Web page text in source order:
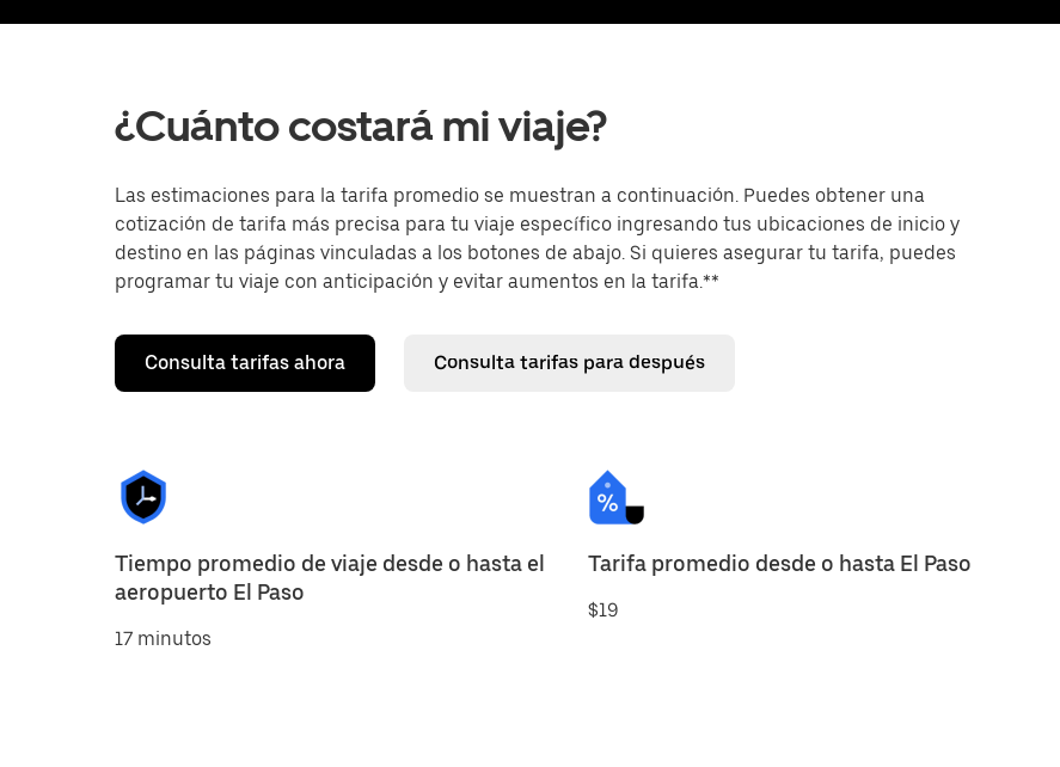
¿Cuánto costará mi viaje?
Las estimaciones para la tarifa promedio se muestran a continuación. Puedes obtener una
cotización de tarifa más precisa para tu viaje específico ingresando tus ubicaciones de inicio y
destino en las páginas vinculadas a los botones de abajo. Si quieres asegurar tu tarifa, puedes
programar tu viaje con anticipación y evitar aumentos en la tarifa.**
Consulta tarifas ahora Consulta tarifas para después
Tiempo promedio de viaje desde o hasta el
aeropuerto El Paso
17 minutos
Tarifa promedio desde o hasta El Paso
$19